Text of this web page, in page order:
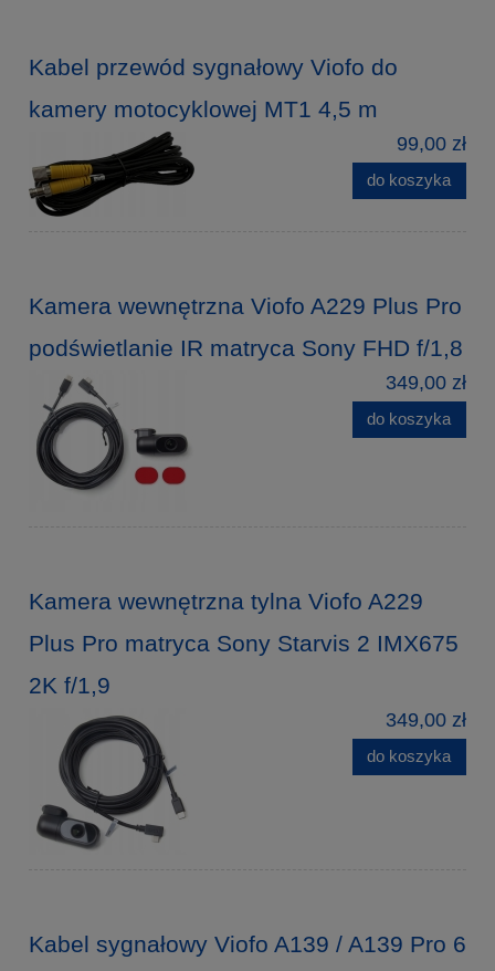
Kabel przewód sygnałowy Viofo do
kamery motocyklowej MT1 4,5 m
99,00 zł
do koszyka
Kamera wewnętrzna Viofo A229 Plus Pro
podświetlanie IR matryca Sony FHD f/1,8
349,00 zł
do koszyka
Kamera wewnętrzna tylna Viofo A229
Plus Pro matryca Sony Starvis 2 IMX675
2K f/1,9
349,00 zł
do koszyka
Kabel sygnałowy Viofo A139 / A139 Pro 6